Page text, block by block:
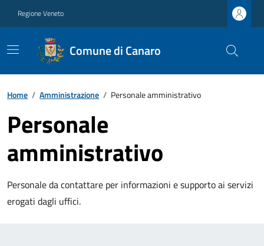
Regione Veneto
Comune di Canaro
Home / Amministrazione / Personale amministrativo
Personale
amministrativo
Personale da contattare per informazioni e supporto ai servizi
erogati dagli uffici.